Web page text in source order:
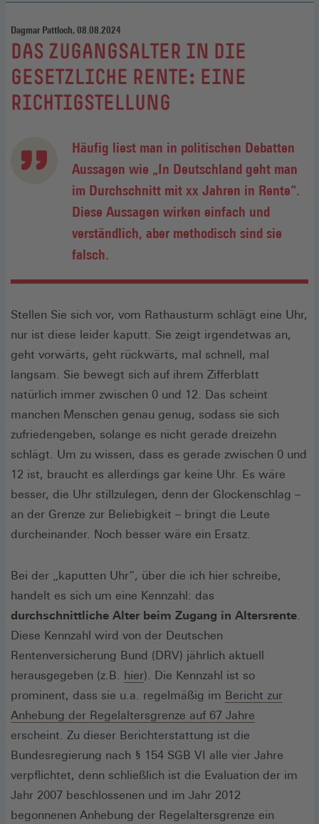
Dagmar Pattloch, 08.08.2024
:
DAS ZUGANGSALTER IN DIE
GESETZLICHE RENTE: EINE
RICHTIGSTELLUNG
Häufig liest man in politischen Debatten
Aussagen wie „In Deutschland geht man
im Durchschnitt mit xx Jahren in Rente“.
Diese Aussagen wirken einfach und
verständlich, aber methodisch sind sie
falsch.
Stellen Sie sich vor, vom Rathausturm schlägt eine Uhr,
nur ist diese leider kaputt. Sie zeigt irgendetwas an,
geht vorwärts, geht rückwärts, mal schnell, mal
langsam. Sie bewegt sich auf ihrem Zifferblatt
natürlich immer zwischen 0 und 12. Das scheint
manchen Menschen genau genug, sodass sie sich
zufriedengeben, solange es nicht gerade dreizehn
schlägt. Um zu wissen, dass es gerade zwischen 0 und
12 ist, braucht es allerdings gar keine Uhr. Es wäre
besser, die Uhr stillzulegen, denn der Glockenschlag –
an der Grenze zur Beliebigkeit – bringt die Leute
durcheinander. Noch besser wäre ein Ersatz.
Bei der „kaputten Uhr“, über die ich hier schreibe,
handelt es sich um eine Kennzahl: das
durchschnittliche Alter beim Zugang in Altersrente
Diese Kennzahl wird von der Deutschen
Rentenversicherung Bund (DRV) jährlich aktuell
herausgegeben (z.B. hier(Öffnet
in
einem
neuen
Fenster)
). Die Kennzahl ist so
prominent, dass sie u.a. regelmäßig im Bericht zur
Anhebung der Regelaltersgrenze auf 67 Jahre
einem
neuen
erscheint. Zu dieser Berichterstattung ist die
Bundesregierung nach § 154 SGB VI alle vier Jahre
verpflichtet, denn schließlich ist die Evaluation der im
Jahr 2007 beschlossenen und im Jahr 2012
begonnenen Anhebung der Regelaltersgrenze ein